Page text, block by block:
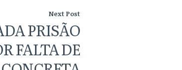
Next Post
PRISÃO
FALTA DE